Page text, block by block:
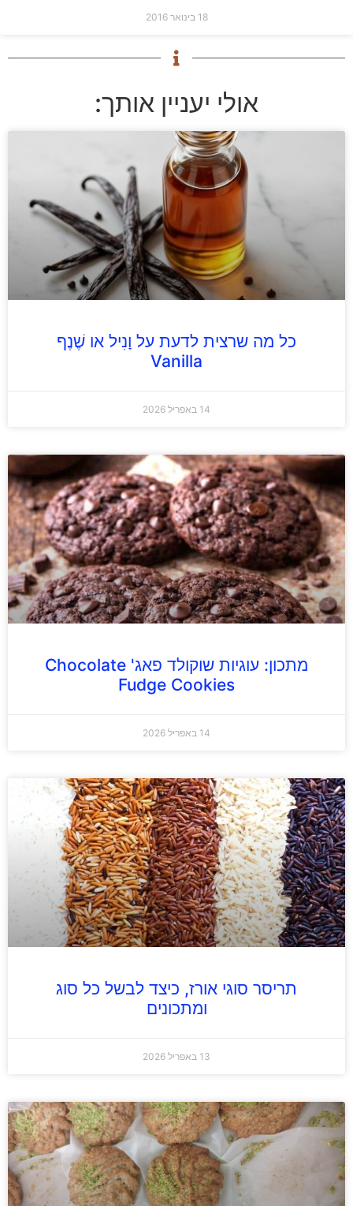
18 בינואר 2016
אולי יעניין אותך:
כל מה שרצית לדעת על וָנִיל או שֶׁנֶף
Vanilla
14 באפריל 2026
מתכון: עוגיות שוקולד פאג' Chocolate
Fudge Cookies
14 באפריל 2026
תריסר סוגי אורז, כיצד לבשל כל סוג
ומתכונים
13 באפריל 2026